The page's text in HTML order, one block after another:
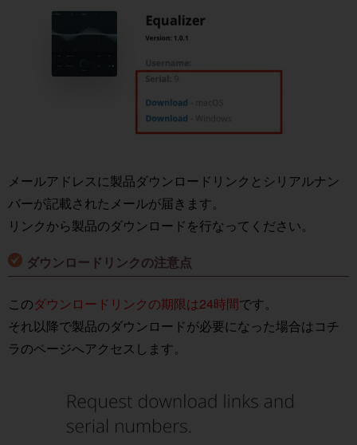
メールアドレスに製品ダウンロードリンクとシリアルナン
バーが記載されたメールが届きます。
リンクから製品のダウンロードを行なってください。
ダウンロードリンクの注意点
このダウンロードリンクの期限は24時間です。
それ以降で製品のダウンロードが必要になった場合は コチ
ラのページへアクセスします。